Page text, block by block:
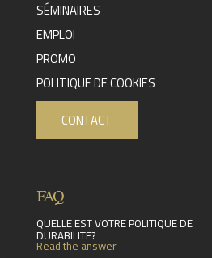
SÉMINAIRES
EMPLOI
PROMO
POLITIQUE DE COOKIES
CONTACT
FAQ
QUELLE EST VOTRE POLITIQUE DE
DURABILITE?
Read the answer